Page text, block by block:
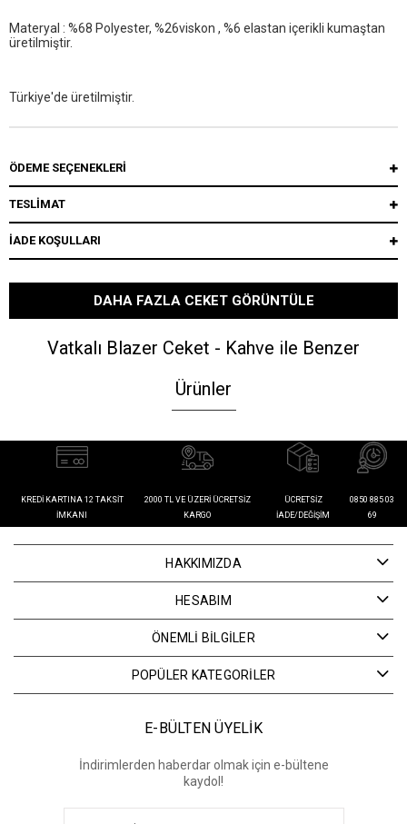
Materyal : %68 Polyester, %26viskon , %6 elastan içerikli kumaştan
üretilmiştir.
Türkiye'de üretilmiştir.
ÖDEME SEÇENEKLERI
TESLİMAT
İADE KOŞULLARI
DAHA FAZLA CEKET GÖRÜNTÜLE
Vatkalı Blazer Ceket - Kahve ile Benzer
Ürünler
KREDI KARTINA 12 TAKSIT
İMKANI
2000 TL VE ÜZERI ÜCRETSIZ
KARGO
ÜCRETSIZ
İADE/DEĞIŞIM
0850 885 03
69
HAKKIMIZDA
HESABIM
ÖNEMLİ BİLGİLER
POPÜLER KATEGORİLER
E-BÜLTEN ÜYELİK
İndirimlerden haberdar olmak için e-bültene
kaydol!